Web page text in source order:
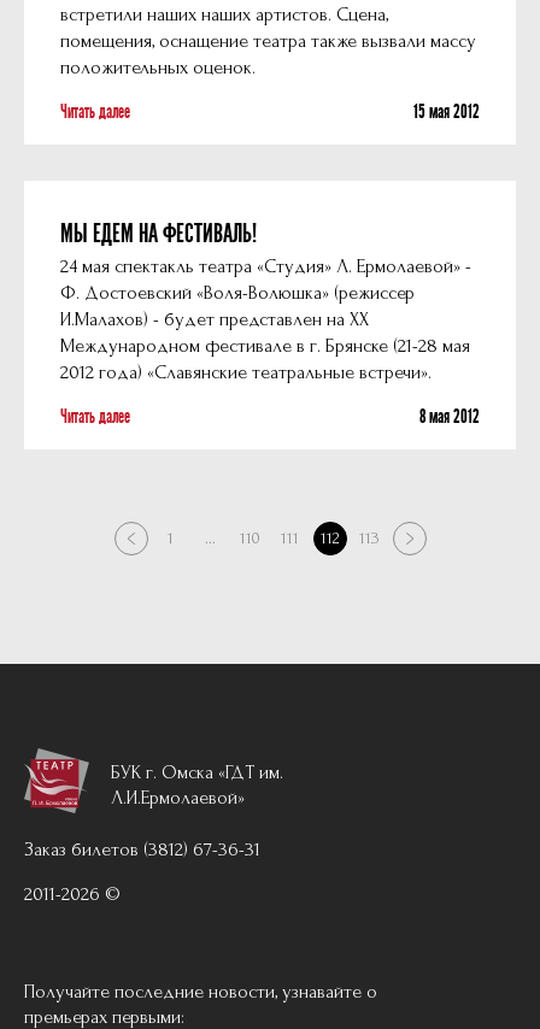
встретили наших наших артистов. Сцена,
помещения, оснащение театра также вызвали массу
положительных оценок.
Читать далее 15 мая 2012
МЫ ЕДЕМ НА ФЕСТИВАЛЬ!
24 мая спектакль театра «Студия» Л. Ермолаевой» -
Ф. Достоевский «Воля-Волюшка» (режиссер
И.Малахов) - будет представлен на XX
Международном фестивале в г. Брянске (21-28 мая
2012 года) «Славянские театральные встречи».
Читать далее 8 мая 2012
1 110 111 112 113
БУК г. Омска «ГДТ им.
Л.И.Ермолаевой»
Заказ билетов (3812) 67-36-31
2011-2026 ©
Получайте последние новости, узнавайте о
премьерах первыми: